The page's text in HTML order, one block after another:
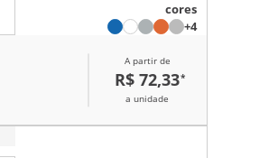
cores
+4
A partir de
R$ 72,33*
a unidade